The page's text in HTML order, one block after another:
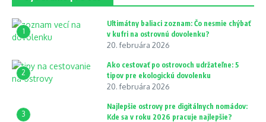
1
Ultimátny baliaci zoznam: Čo nesmie chýbať
v kufri na ostrovnú dovolenku?
20. februára 2026
2
Ako cestovať po ostrovoch udržateľne: 5
tipov pre ekologickú dovolenku
20. februára 2026
3
Najlepšie ostrovy pre digitálnych nomádov:
Kde sa v roku 2026 pracuje najlepšie?